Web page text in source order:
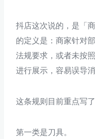
抖店这次说的，是「
的定义是：商家针对
法规要求，或者未按
进行展示，容易误导
这条规则目前重点写了
第一类是刀具。